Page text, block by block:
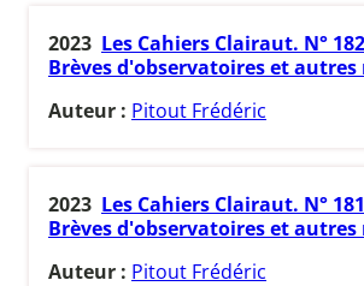
2023 Les Cahiers Clairaut. N°
Brèves d'observatoires et autres
Auteur : Pitout Frédéric
2023 Les Cahiers Clairaut. N°
Brèves d'observatoires et autres
Auteur : Pitout Frédéric